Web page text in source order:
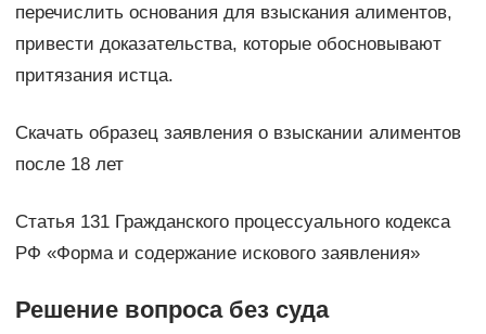
перечислить основания для взыскания алиментов,
привести доказательства, которые обосновывают
притязания истца.
Скачать образец заявления о взыскании алиментов
после 18 лет
Статья 131 Гражданского процессуального кодекса
РФ «Форма и содержание искового заявления»
Решение вопроса без суда